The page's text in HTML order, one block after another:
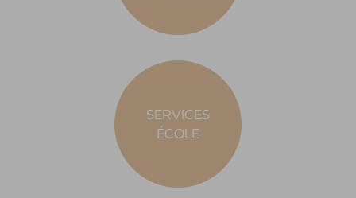
SERVICES
ÉCOLE